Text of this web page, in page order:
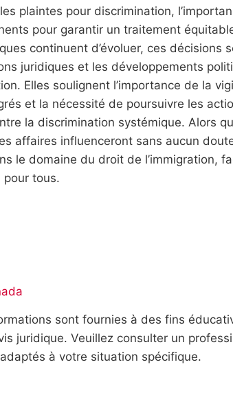
plaintes pour discrimination,
pour garantir un traitement
continuent d’évoluer, ces décisions
juridiques et les développements
Elles soulignent l’importance de la
et la nécessité de poursuivre les
la discrimination systémique. Alors
affaires influenceront sans aucun
le domaine du droit de l’immigration,
pour tous.
sont fournies à des fins
juridique. Veuillez consulter un
à votre situation spécifique.